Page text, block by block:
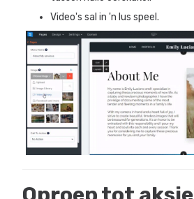
Video's sal in 'n lus speel.